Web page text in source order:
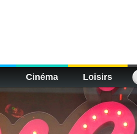
Cinéma Loisirs